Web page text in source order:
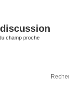
champ proche